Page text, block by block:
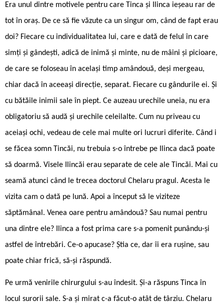
Era unul dintre motivele pentru care Tinca și Ilinca ieșeau rar de
tot în oraș. De ce să fie văzute ca un singur om, când de fapt erau
doi? Fiecare cu individualitatea lui, care e dată de felul în care
simți și gândești, adică de inimă și minte, nu de mâini și picioare,
de care se foloseau în același timp amândouă, deși mergeau,
chiar dacă în aceeași direcție, separat. Fiecare cu gândurile ei. Și
cu bătăile inimii sale în piept. Ce auzeau urechile uneia, nu era
obligatoriu să audă și urechile celeilalte. Cum nu priveau cu
aceiași ochi, vedeau de cele mai multe ori lucruri diferite. Când i
se făcea somn Tincăi, nu trebuia s-o întrebe pe Ilinca dacă poate
să doarmă. Visele Ilincăi erau separate de cele ale Tincăi. Mai cu
seamă atunci când le trecea doctorul Chelaru pragul. Acesta le
vizita cam o dată pe lună. Apoi a început să le viziteze
săptămânal. Venea oare pentru amândouă? Sau numai pentru
una dintre ele? Ilinca a fost prima care s-a pomenit punându-și
astfel de întrebări. Ce-o apucase? Știa ce, dar îi era rușine, sau
poate chiar frică, să-și răspundă.
Pe urmă venirile chirurgului s-au îndesit. Și-a răspuns Tinca în
locul surorii sale. S-a și mirat c-a făcut-o atât de târziu. Chelaru